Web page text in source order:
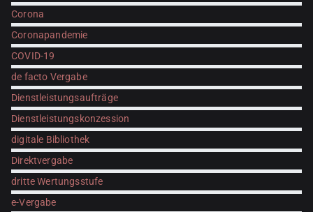
Corona
Coronapandemie
COVID-19
de facto Vergabe
Dienstleistungsaufträge
Dienstleistungskonzession
digitale Bibliothek
Direktvergabe
dritte Wertungsstufe
e-Vergabe